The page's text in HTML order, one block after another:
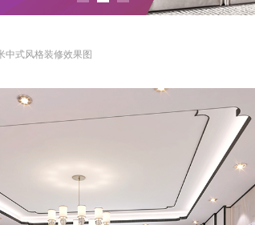
中式风格装修效果图